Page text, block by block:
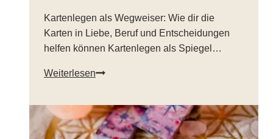
Kartenlegen als Wegweiser: Wie dir die
Karten in Liebe, Beruf und Entscheidungen
helfen können Kartenlegen als Spiegel…
WeiterlesenKartenlegen
Wegweiser:
Wie
dir